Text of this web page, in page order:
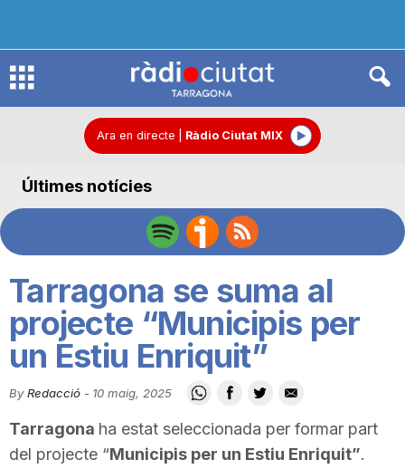
R
d
C
i
Ara en directe Ràdio Ciutat MIX
Últimes notícies
Tarragona se suma al
projecte “Municipis per
un Estiu Enriquit”
By Redacció - 10 maig, 2025
Tarragona ha estat seleccionada per formar part
del projecte “Municipis per un Estiu Enriquit”.